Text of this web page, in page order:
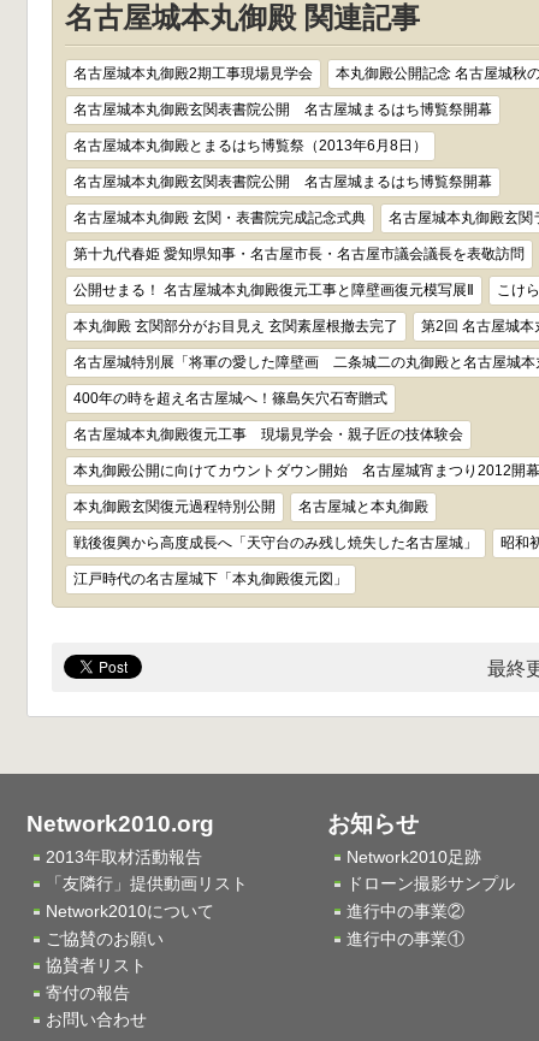
名古屋城本丸御殿 関連記事
名古屋城本丸御殿2期工事現場見学会 本丸御殿公開記念 名古屋城秋
名古屋城本丸御殿玄関表書院公開 名古屋城まるはち博覧祭開幕
名古屋城本丸御殿とまるはち博覧祭（2013年6月8日）
名古屋城本丸御殿玄関表書院公開 名古屋城まるはち博覧祭開幕
名古屋城本丸御殿 玄関・表書院完成記念式典 名古屋城本丸御殿玄関
第十九代春姫 愛知県知事・名古屋市長・名古屋市議会議長を表敬訪問
公開せまる！ 名古屋城本丸御殿復元工事と障壁画復元模写展Ⅱ こけ
本丸御殿 玄関部分がお目見え 玄関素屋根撤去完了 第2回 名古屋城
名古屋城特別展「将軍の愛した障壁画 二条城二の丸御殿と名古屋城本
400年の時を超え名古屋城へ！篠島矢穴石寄贈式
名古屋城本丸御殿復元工事 現場見学会・親子匠の技体験会
本丸御殿公開に向けてカウントダウン開始 名古屋城宵まつり2012開幕
本丸御殿玄関復元過程特別公開 名古屋城と本丸御殿
戦後復興から高度成長へ「天守台のみ残し焼失した名古屋城」 昭和
江戸時代の名古屋城下「本丸御殿復元図」
最終
Network2010.org
2013年取材活動報告
「友隣行」提供動画リスト
Network2010について
ご協賛のお願い
協賛者リスト
寄付の報告
お問い合わせ
お知らせ
Network2010足跡
ドローン撮影サンプル
進行中の事業②
進行中の事業①